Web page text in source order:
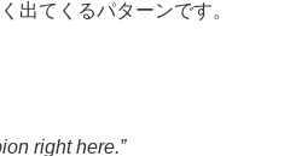
出てくるパターンです。
right here.”